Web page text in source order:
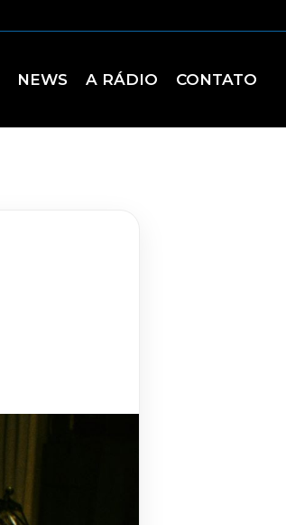
NEWS A RÁDIO CONTATO